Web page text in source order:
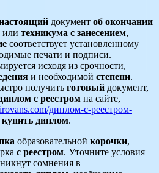
документ об окончании
или техникума с занесением,
соответствует установленному
печати и подписи.
исходя из срочности,
и необходимой степени.
получить готовый документ,
с реестром на сайте,
диплом-с-реестром-
купить диплом.
образовательной корочки,
с реестром. Уточните условия
сомнения в